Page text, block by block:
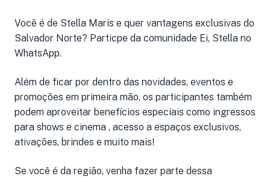
Você é de Stella Maris e quer vantagens exclusivas do
Salvador Norte? Particpe da comunidade Ei, Stella no
WhatsApp.
Além de ficar por dentro das novidades, eventos e
promoções em primeira mão, os participantes também
podem aproveitar benefícios especiais como ingressos
para shows e cinema , acesso a espaços exclusivos,
ativações, brindes e muito mais!
Se você é da região, venha fazer parte dessa